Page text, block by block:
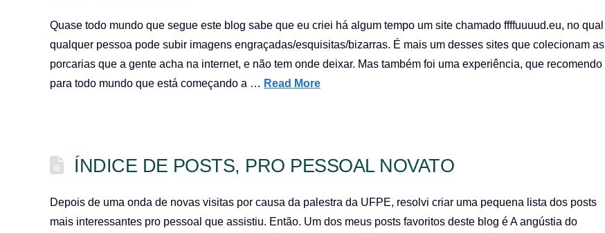
Quase todo mundo que segue este blog sabe que eu criei há algum tempo um site chamado ffffuuuud.eu, no qual
qualquer pessoa pode subir imagens engraçadas/esquisitas/bizarras. É mais um desses sites que colecionam as
porcarias que a gente acha na internet, e não tem onde deixar. Mas também foi uma experiência, que recomendo
para todo mundo que está começando a … Read More
ÍNDICE DE POSTS, PRO PESSOAL NOVATO
Depois de uma onda de novas visitas por causa da palestra da UFPE, resolvi criar uma pequena lista dos posts
mais interessantes pro pessoal que assistiu. Então. Um dos meus posts favoritos deste blog é A angústia do